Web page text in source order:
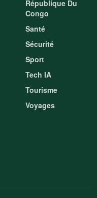
République Du
Congo
Santé
Sécurité
Sport
Tech IA
Tourisme
Voyages